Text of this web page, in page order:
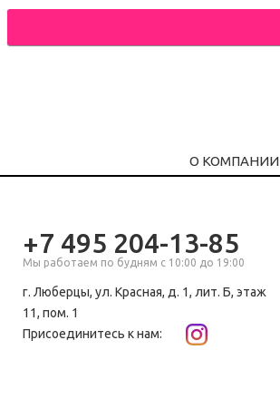
О КОМПАНИИ
+7 495 204-13-85
Мы работаем по будням с 10:00 до 19:00
г. Люберцы, ул. Красная, д. 1, лит. Б, этаж
11, пом. 1
Присоединитесь к нам: